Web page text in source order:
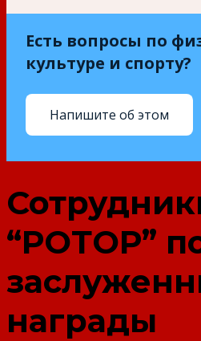
Есть вопросы по
культуре и спорту?
Напишите об этом
“РОТОР”
награды